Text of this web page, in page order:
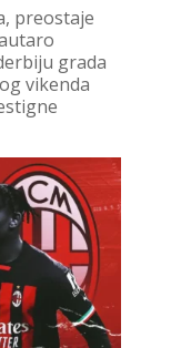
preostaje
grada
vikenda